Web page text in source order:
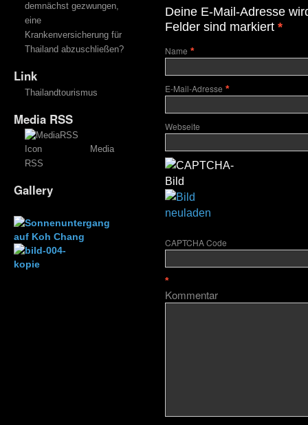
demnächst gezwungen,
eine
Krankenversicherung für
Thailand abzuschließen?
Link
Thailandtourismus
Media RSS
Media
RSS
Gallery
Deine E-Mail-Adresse
Felder sind markiert *
Name *
E-Mail-Adresse *
Webseite
CAPTCHA Code
*
Kommentar